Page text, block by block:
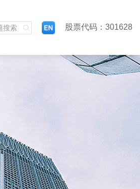
股票代码：301628